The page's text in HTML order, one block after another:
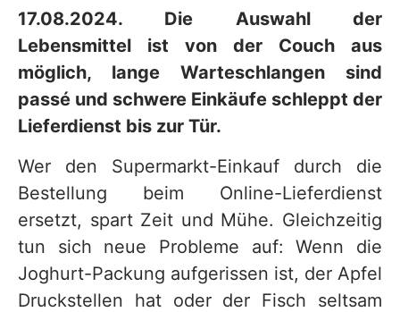
17.08.2024. Die Auswahl der
Lebensmittel ist von der Couch aus
möglich, lange Warteschlangen sind
passé und schwere Einkäufe schleppt der
Lieferdienst bis zur Tür.
Wer den Supermarkt-Einkauf durch die
Bestellung beim Online-Lieferdienst
ersetzt, spart Zeit und Mühe. Gleichzeitig
tun sich neue Probleme auf: Wenn die
Joghurt-Packung aufgerissen ist, der Apfel
Druckstellen hat oder der Fisch seltsam